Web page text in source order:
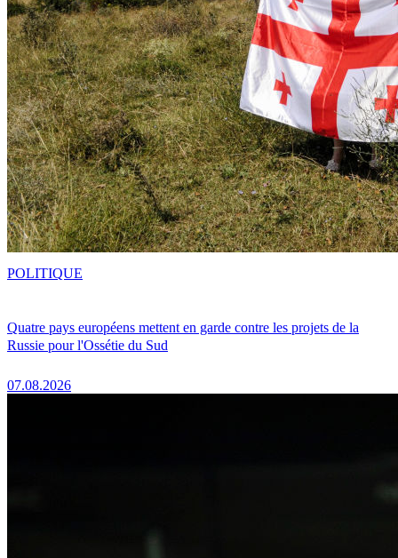
Quatre pays européens mettent en garde contre les projets de la
Russie pour l'Ossétie du Sud
07.08.2026
POLITIQUE